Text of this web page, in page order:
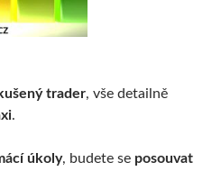
trader, vše detailně
.
úkoly, budete se posouvat